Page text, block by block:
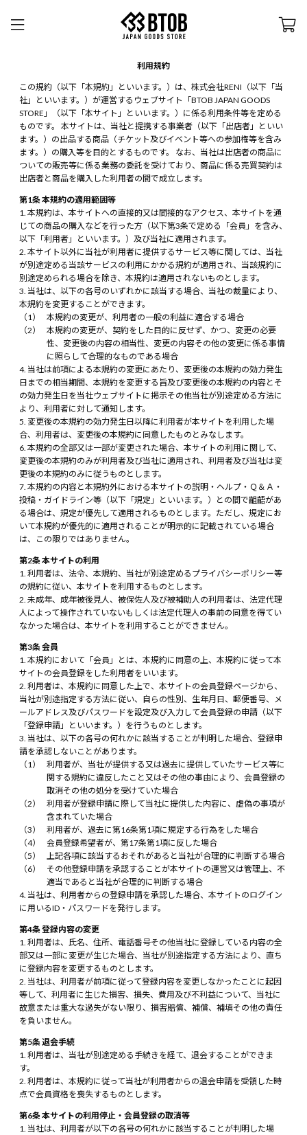
利用規約
この規約（以下「本規約」といいます。）は、株式会社RENI（以下「当
社」といいます。）が運営するウェブサイト「BTOB JAPAN GOODS
STORE」（以下「本サイト」といいます。）に係る利用条件等を定める
ものです。 本サイトは、当社と提携する事業者（以下「出店者」といい
ます。）の出品する商品（チケット及びイベント等への参加権等を含み
ます。）の購入等を目的とするものです。 なお、当社は出店者の商品に
ついての販売等に係る業務の委託を受けており、商品に係る売買契約は
出店者と商品を購入した利用者の間で成立します。
第1条 本規約の適用範囲等
本規約は、本サイトへの直接的又は間接的なアクセス、本サイトを通
じての商品の購入などを行った方（以下第3条で定める「会員」を含み、
以下「利用者」といいます。）及び当社に適用されます。
本サイト以外に当社が利用者に提供するサービス等に関しては、当社
が別途定める当該サービスの利用にかかる規約が適用され、当該規約に
別途定められる場合を除き、本規約は適用されないものとします。
当社は、以下の各号のいずれかに該当する場合、当社の裁量により、
本規約を変更することができます。
本規約の変更が、利用者の一般の利益に適合する場合
本規約の変更が、契約をした目的に反せず、かつ、変更の必要
性、変更後の内容の相当性、変更の内容その他の変更に係る事情
に照らして合理的なものである場合
当社は前項による本規約の変更にあたり、変更後の本規約の効力発生
日までの相当期間、本規約を変更する旨及び変更後の本規約の内容とそ
の効力発生日を当社ウェブサイトに掲示その他当社が別途定める方法に
より、利用者に対して通知します。
変更後の本規約の効力発生日以降に利用者が本サイトを利用した場
合、利用者は、変更後の本規約に同意したものとみなします。
本規約の全部又は一部が変更された場合、本サイトの利用に関して、
変更後の本規約のみが利用者及び当社に適用され、利用者及び当社は変
更後の本規約のみに従うものとします。
本規約の内容と本規約外における本サイトの説明・ヘルプ・Ｑ＆Ａ・
投稿・ガイドライン等（以下「規定」といいます。）との間で齟齬があ
る場合は、規定が優先して適用されるものとします。ただし、規定にお
いて本規約が優先的に適用されることが明示的に記載されている場合
は、この限りではありません。
第2条 本サイトの利用
利用者は、法令、本規約、当社が別途定めるプライバシーポリシー等
の規約に従い、本サイトを利用するものとします。
未成年、成年被後見人、被保佐人及び被補助人の利用者は、法定代理
人によって操作されていないもしくは法定代理人の事前の同意を得てい
なかった場合は、本サイトを利用することができません。
第3条 会員
本規約において「会員」とは、本規約に同意の上、本規約に従って本
サイトの会員登録をした利用者をいいます。
利用者は、本規約に同意した上で、本サイトの会員登録ページから、
当社が別途指定する方法に従い、自らの性別、生年月日、郵便番号、メ
ールアドレス及びパスワードを設定及び入力して会員登録の申請（以下
「登録申請」といいます。）を行うものとします。
当社は、以下の各号の何れかに該当することが判明した場合、登録申
請を承認しないことがあります。
利用者が、当社が提供する又は過去に提供していたサービス等に
関する規約に違反したこと又はその他の事由により、会員登録の
取消その他の処分を受けていた場合
利用者が登録申請に際して当社に提供した内容に、虚偽の事項が
含まれていた場合
利用者が、過去に第16条第1項に規定する行為をした場合
会員登録希望者が、第17条第1項に反した場合
上記各項に該当するおそれがあると当社が合理的に判断する場合
その他登録申請を承認することが本サイトの運営又は管理上、不
適当であると当社が合理的に判断する場合
当社は、利用者からの登録申請を承認した場合、本サイトのログイン
に用いるID・パスワードを発行します。
第4条 登録内容の変更
利用者は、氏名、住所、電話番号その他当社に登録している内容の全
部又は一部に変更が生じた場合、当社が別途指定する方法により、直ち
に登録内容を変更するものとします。
当社は、利用者が前項に従って登録内容を変更しなかったことに起因
等して、利用者に生じた損害、損失、費用及び不利益について、当社に
故意または重大な過失がない限り、損害賠償、補償、補填その他の責任
を負いません。
第5条 退会手続
利用者は、当社が別途定める手続きを経て、退会することができま
す。
利用者は、本規約に従って当社が利用者からの退会申請を受領した時
点で会員資格を喪失するものとします。
第6条 本サイトの利用停止・会員登録の取消等
当社は、利用者が以下の各号の何れかに該当することが判明した場